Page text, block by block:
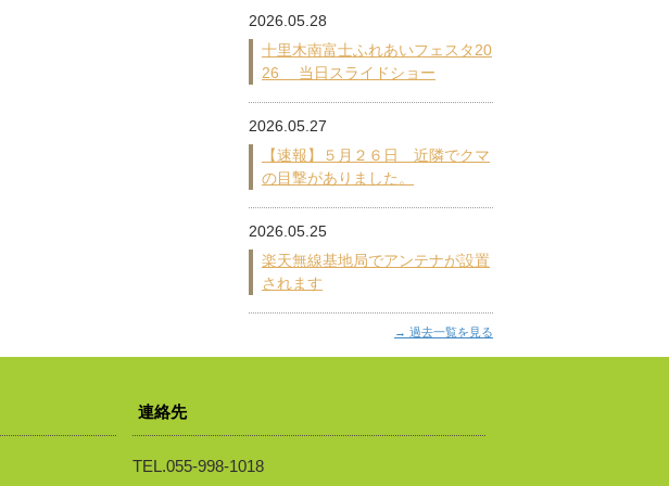
2026.05.28
十里木南富士ふれあいフェスタ20
26 当日スライドショー
2026.05.27
【速報】５月２６日 近隣でクマ
の目撃がありました。
2026.05.25
楽天無線基地局でアンテナが設置
されます
過去一覧を見る
連絡先
TEL.055-998-1018